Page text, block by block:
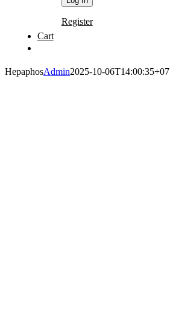
Register
Cart
HepaphosAdmin2025-10-